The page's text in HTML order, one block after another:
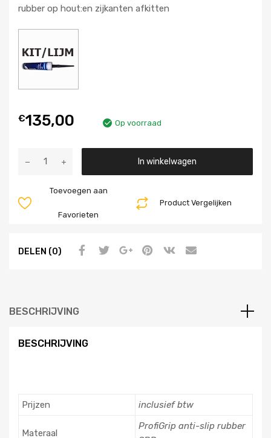
rubber op hout:en zijkanten afkitten
€135,00 Op voorraad
In winkelwagen
Product Vergelijken
Toevoegen aan
Favorieten
DELEN (0)
BESCHRIJVING
BESCHRIJVING
Prijzen inclusief btw
Materaal
ProfiGrip anti-slip rubber